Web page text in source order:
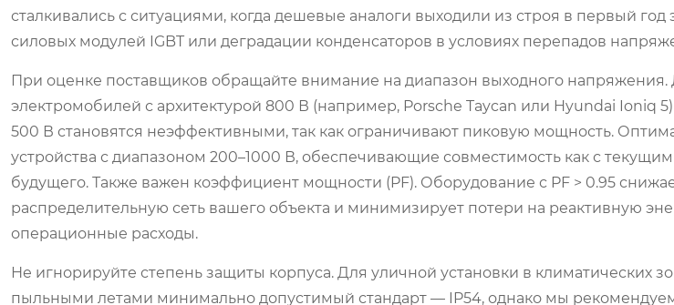
сталкивались с ситуациями, когда дешевые аналоги выходили из строя в первый год
силовых модулей IGBT или деградации конденсаторов в условиях перепадов
При оценке поставщиков обращайте внимание на диапазон выходного
электромобилей с архитектурой 800 В (например, Porsche Taycan или Hyundai Ioniq
500 В становятся неэффективными, так как ограничивают пиковую мощность.
устройства с диапазоном 200–1000 В, обеспечивающие совместимость как с
будущего. Также важен коэффициент мощности (PF). Оборудование с PF > 0.95
распределительную сеть вашего объекта и минимизирует потери на реактивную
операционные расходы.
Не игнорируйте степень защиты корпуса. Для уличной установки в климатических
пыльными летами минимально допустимый стандарт — IP54, однако мы рекомендуем